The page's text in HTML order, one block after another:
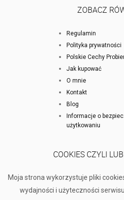
ZOBACZ
Regulamin
Polityka prywatności
Polskie Cechy
Jak kupować
O mnie
Kontakt
Blog
Informacje o
użytkowaniu
COOKIES CZYLI
Moja strona wykorzystuje pliki
wydajności i użyteczności